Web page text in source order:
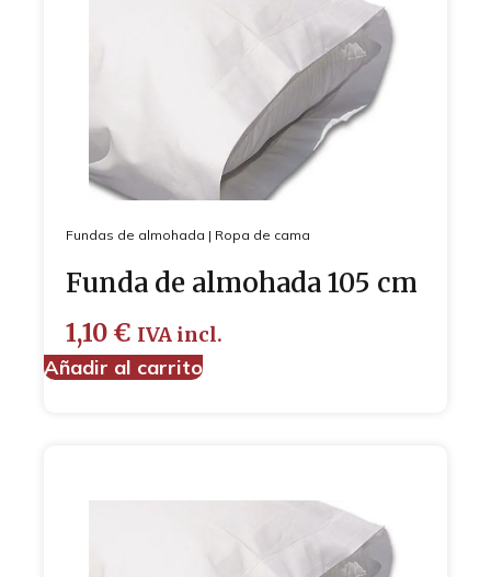
Fundas de almohada | Ropa de cama
Funda de almohada 105 cm
1,10 € IVA incl.
Añadir al carrito